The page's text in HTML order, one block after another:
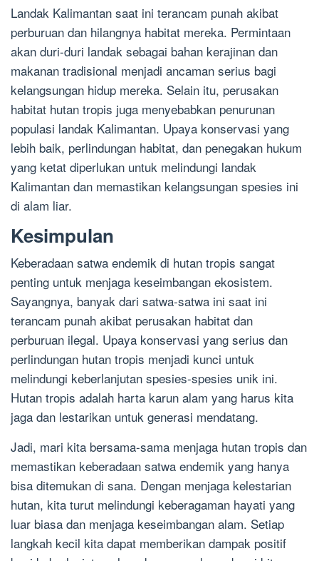
Landak Kalimantan saat ini terancam punah akibat
perburuan dan hilangnya habitat mereka. Permintaan
akan duri-duri landak sebagai bahan kerajinan dan
makanan tradisional menjadi ancaman serius bagi
kelangsungan hidup mereka. Selain itu, perusakan
habitat hutan tropis juga menyebabkan penurunan
populasi landak Kalimantan. Upaya konservasi yang
lebih baik, perlindungan habitat, dan penegakan hukum
yang ketat diperlukan untuk melindungi landak
Kalimantan dan memastikan kelangsungan spesies ini
di alam liar.
Kesimpulan
Keberadaan satwa endemik di hutan tropis sangat
penting untuk menjaga keseimbangan ekosistem.
Sayangnya, banyak dari satwa-satwa ini saat ini
terancam punah akibat perusakan habitat dan
perburuan ilegal. Upaya konservasi yang serius dan
perlindungan hutan tropis menjadi kunci untuk
melindungi keberlanjutan spesies-spesies unik ini.
Hutan tropis adalah harta karun alam yang harus kita
jaga dan lestarikan untuk generasi mendatang.
Jadi, mari kita bersama-sama menjaga hutan tropis dan
memastikan keberadaan satwa endemik yang hanya
bisa ditemukan di sana. Dengan menjaga kelestarian
hutan, kita turut melindungi keberagaman hayati yang
luar biasa dan menjaga keseimbangan alam. Setiap
langkah kecil kita dapat memberikan dampak positif